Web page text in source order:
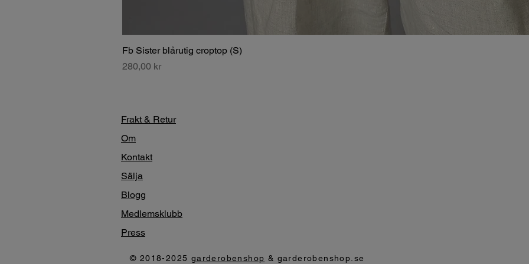
Fb Sister blårutig croptop (S)
Pris
280,00 kr
© 2018-2025 garderobenshop & garderobenshop.se
Frakt & Retur
Om
Kontakt
Sälja
Blogg
Medlemsklubb
Press